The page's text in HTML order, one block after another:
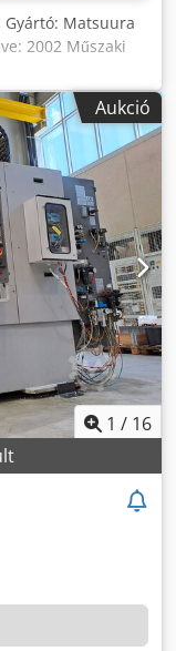
Gyártó: Matsuura
2002 Műszaki
330 mm Y -
Agslz Rvljnsrf
320 mm Asztal
tengely 90000
előtolás Z-
ISO/Bt/Mk Orsó
perc
(becslés)
Magasság 28000
tőlünk , és ahol
jóhiszeműen
garantálni. Ennek
kötni.
adatot.
Aukció
1 / 16